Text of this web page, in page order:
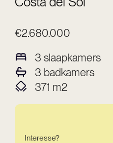
€2.680.000
3 slaapkamers
3 badkamers
371 m2
Interesse?